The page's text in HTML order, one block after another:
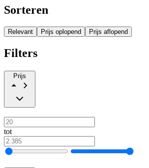
Sorteren
Relevant Prijs oplopend Prijs aflopend
Filters
Prijs
tot